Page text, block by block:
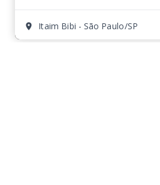
Itaim Bibi - São Paulo/SP